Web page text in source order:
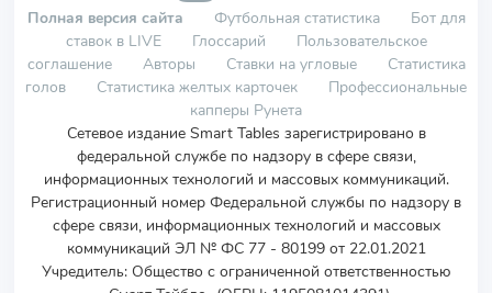
Полная версия сайта Футбольная статистика
Бот для
ставок в LIVE
Глоссарий
Пользовательское
соглашение
Авторы Ставки на угловые
Статистика
голов
Статистика желтых карточек
Профессиональные
капперы Рунета
Сетевое издание Smart Tables зарегистрировано в
федеральной службе по надзору в сфере связи,
информационных технологий и массовых коммуникаций.
Регистрационный номер Федеральной службы по надзору в
сфере связи, информационных технологий и массовых
коммуникаций ЭЛ № ФС 77 - 80199 от 22.01.2021
Учредитель: Общество с ограниченной ответственностью